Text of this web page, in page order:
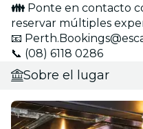
👪 Ponte en contacto
reservar múltiples
📧
📞 (08) 6118 0286
Sobre el lugar